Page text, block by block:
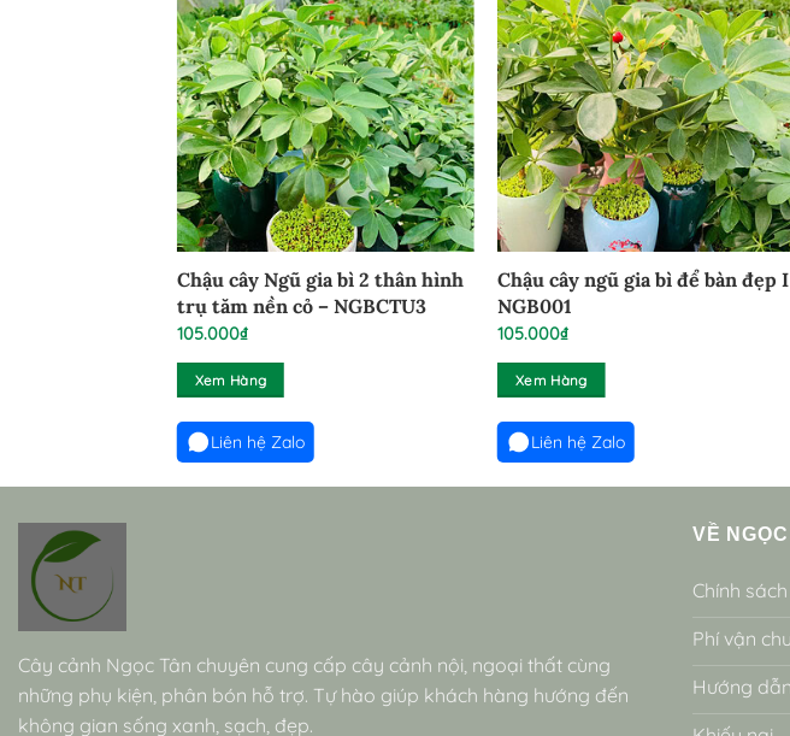
Chậu cây Ngũ gia bì 2 thân hình
trụ tăm nền cỏ – NGBCTU3
105.000₫
Xem Hàng
Liên hệ Zalo
Chậu cây ngũ gia bì để bàn đẹp I
NGB001
105.000₫
Xem Hàng
Liên hệ Zalo
Cây cảnh Ngọc Tân chuyên cung cấp cây cảnh nội, ngoại thất cùng
những phụ kiện, phân bón hỗ trợ. Tự hào giúp khách hàng hướng đến
không gian sống xanh, sạch, đẹp.
VỀ
Chính
Phí vận
Hướng